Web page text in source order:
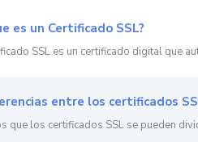
es un Certificado SSL?
SSL es un certificado digital que
entre los certificados
que los certificados SSL se pueden